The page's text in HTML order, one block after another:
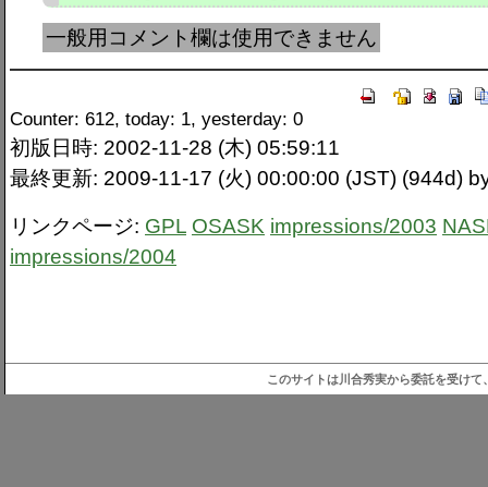
一般用コメント欄は使用できません
Counter: 612, today: 1, yesterday: 0
初版日時: 2002-11-28 (木) 05:59:11
最終更新: 2009-11-17 (火) 00:00:00 (JST) (944d)
リンクページ: GPL OSASK impressions/2003
impressions/2004
このサイトは川合秀実から委託を受け